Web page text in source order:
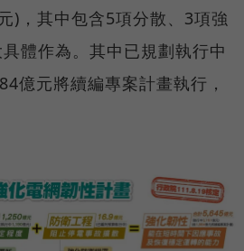
)，其中包含5項分散、3項強
體作為。其中已規劃執行中
億元將續編專案計畫執行，